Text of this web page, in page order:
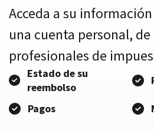
Acceda a su
una cuenta personal,
profesionales de
Estado de su
reembolso
Pagos